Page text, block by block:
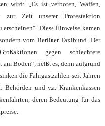
wird: „Es ist verboten, Waffen,
zur Zeit unserer Protestaktion
Diese Hinweise kamen
vom Berliner Taxibund. Der
gegen schlechtere
am Boden“, heißt es, denn aufgrund
die Fahrgastzahlen seit Jahren
und v.a. Krankenkassen
deren Bedeutung für das